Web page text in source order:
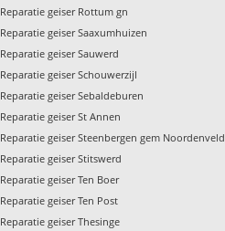
Reparatie geiser Rottum gn
Reparatie geiser Saaxumhuizen
Reparatie geiser Sauwerd
Reparatie geiser Schouwerzijl
Reparatie geiser Sebaldeburen
Reparatie geiser St Annen
Reparatie geiser Steenbergen gem Noordenveld
Reparatie geiser Stitswerd
Reparatie geiser Ten Boer
Reparatie geiser Ten Post
Reparatie geiser Thesinge